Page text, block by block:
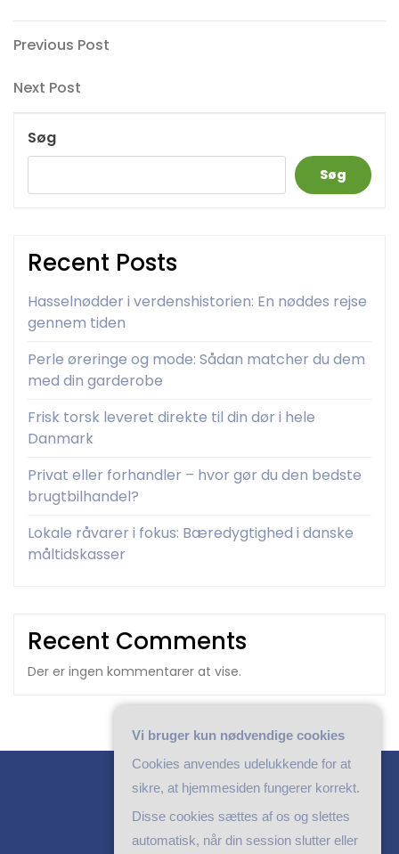
Indlægsnavigation
Previous
Previous Post
Next
Next Post
Søg
Søg
Recent Posts
Hasselnødder i verdenshistorien: En nøddes rejse
gennem tiden
Perle øreringe og mode: Sådan matcher du dem
med din garderobe
Frisk torsk leveret direkte til din dør i hele
Danmark
Privat eller forhandler – hvor gør du den bedste
brugtbilhandel?
Lokale råvarer i fokus: Bæredygtighed i danske
måltidskasser
Recent Comments
Der er ingen kommentarer at vise.
Vi bruger kun nødvendige cookies
Cookies anvendes udelukkende for at
sikre, at hjemmesiden fungerer korrekt.
Disse cookies sættes af os og slettes
automatisk, når din session slutter eller